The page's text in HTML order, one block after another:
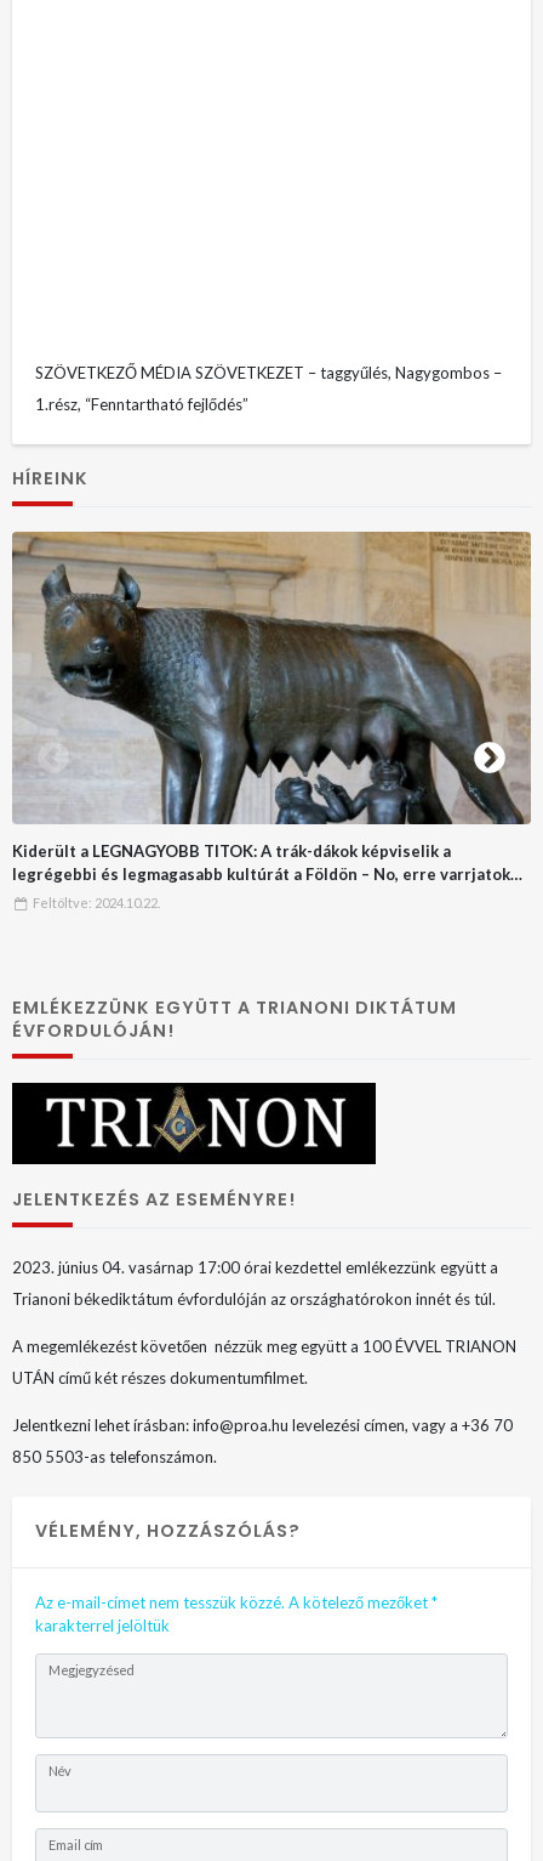
SZÖVETKEZŐ MÉDIA SZÖVETKEZET – taggyűlés, Nagygombos –
1.rész, “Fenntartható fejlődés”
HÍREINK
Kiderült a LEGNAGYOBB TITOK: A trák-dákok képviselik a
legrégebbi és legmagasabb kultúrát a Földön – No, erre varrjatok
gombot!!
Feltöltve: 2024.10.22.
EMLÉKEZZÜNK EGYÜTT A TRIANONI DIKTÁTUM
ÉVFORDULÓJÁN!
JELENTKEZÉS AZ ESEMÉNYRE!
2023. június 04. vasárnap 17:00 órai kezdettel emlékezzünk együtt a
Trianoni békediktátum évfordulóján az országhatórokon innét és túl.
A megemlékezést követően nézzük meg együtt a 100 ÉVVEL TRIANON
UTÁN című két részes dokumentumfilmet.
Jelentkezni lehet írásban: info@proa.hu levelezési címen, vagy a +36 70
850 5503-as telefonszámon.
VÉLEMÉNY, HOZZÁSZÓLÁS?
Az e-mail-címet nem tesszük közzé. A kötelező mezőket*
karakterrel jelöltük
Megjegyzésed
Név
Email cím